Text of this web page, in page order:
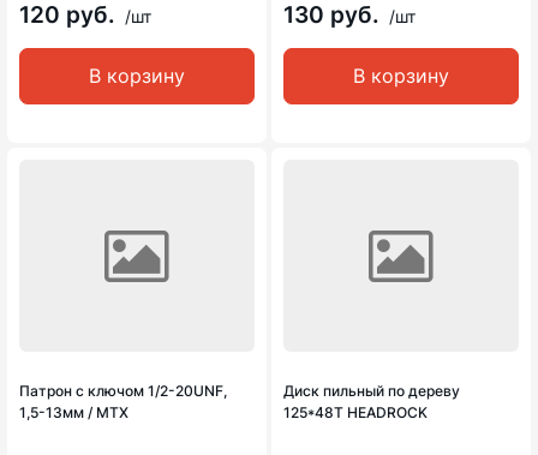
120 руб. /шт
В корзину
130 руб. /шт
В корзину
Патрон с ключом 1/2-20UNF,
1,5-13мм / MTX
Диск пильный по дереву
125*48Т HEADROCK